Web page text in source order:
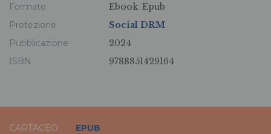
Formato
Ebook Epub
Protezione
Social DRM
Pubblicazione
2024
ISBN
9788851429164
CARTACEO EPUB